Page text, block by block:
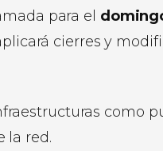
para el
cierres y
como
la red.